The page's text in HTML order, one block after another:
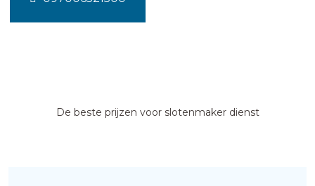
De beste prijzen voor slotenmaker dienst